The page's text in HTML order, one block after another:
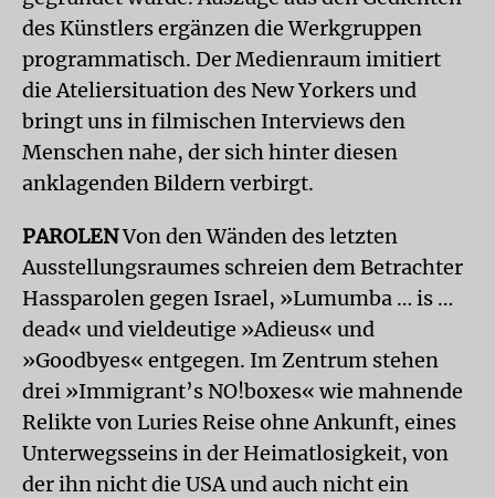
des Künstlers ergänzen die Werkgruppen
programmatisch. Der Medienraum imitiert
die Ateliersituation des New Yorkers und
bringt uns in filmischen Interviews den
Menschen nahe, der sich hinter diesen
anklagenden Bildern verbirgt.
PAROLENVon den Wänden des letzten
Ausstellungsraumes schreien dem Betrachter
Hassparolen gegen Israel, »Lumumba … is …
dead« und vieldeutige »Adieus« und
»Goodbyes« entgegen. Im Zentrum stehen
drei »Immigrant’s NO!boxes« wie mahnende
Relikte von Luries Reise ohne Ankunft, eines
Unterwegsseins in der Heimatlosigkeit, von
der ihn nicht die USA und auch nicht ein